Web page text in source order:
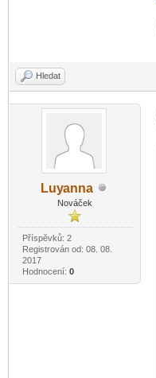
Hledat
Luyanna
Nováček
Příspěvků: 2
Registrován od: 08. 08.
2017
Hodnocení: 0